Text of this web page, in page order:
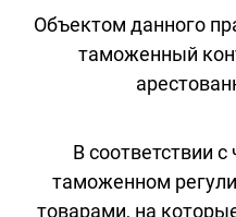
Объектом данного
таможенный
В соответствии
таможенном
товарами, на